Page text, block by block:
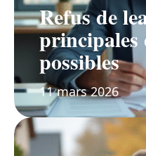
Refus de
principales
possibles
11 mars 2026